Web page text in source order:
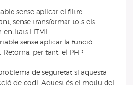
sense aplicar el filtre
sense transformar tots els
entitats HTML.
sense aplicar la funció
. Retorna, per tant, el PHP
de seguretat si aquesta
de codi. Aquest és el motiu del